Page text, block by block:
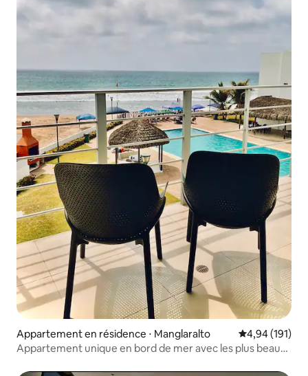
Appartement en résidence ⋅ Manglaralto Évaluation
4,94 (191)
Appartement unique en bord de mer avec les plus beaux